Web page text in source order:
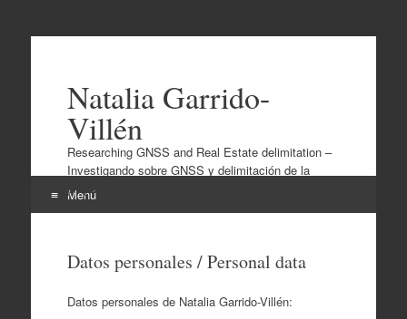
Natalia Garrido-
Villén
Researching GNSS and Real Estate delimitation –
Investigando sobre GNSS y delimitación de la
propiedad
Menú
contenidoDatos personales / Personal data
Datos personales de Natalia Garrido-Villén: